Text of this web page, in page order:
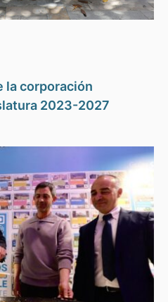
la corporación
2023-2027